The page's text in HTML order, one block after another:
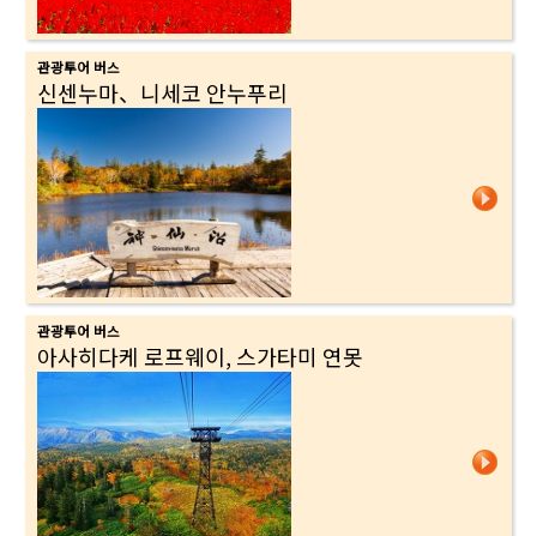
관광투어 버스
신센누마、니세코 안누푸리
관광투어 버스
아사히다케 로프웨이, 스가타미 연못